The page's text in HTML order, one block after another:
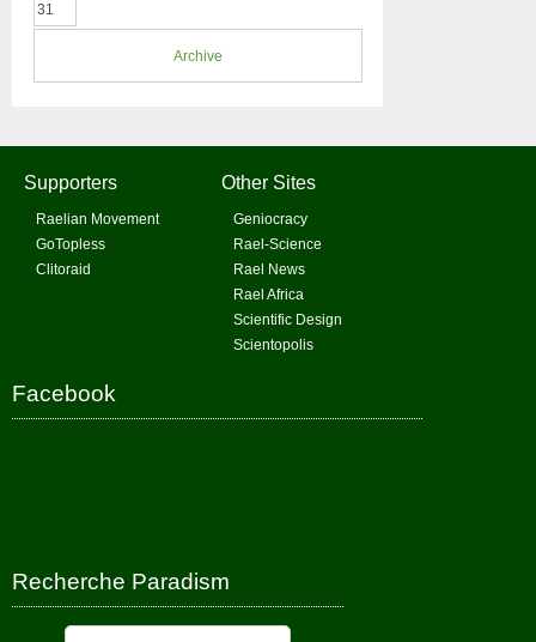
31
Archive
Supporters
Raelian Movement
GoTopless
Clitoraid
Other Sites
Geniocracy
Rael-Science
Rael News
Rael Africa
Scientific Design
Scientopolis
Facebook
Recherche Paradism